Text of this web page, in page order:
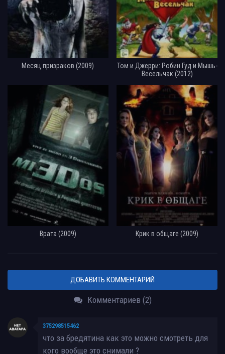
Месяц призраков (2009)
Том и Джерри: Робин Гуд и Мышь-
Весельчак (2012)
Врата (2009) Крик в общаге (2009)
ДОБАВИТЬ КОММЕНТАРИЙ
Комментариев (2)
375298515462
что за бредятина как это можно смотреть для
кого вообще это снимали ?